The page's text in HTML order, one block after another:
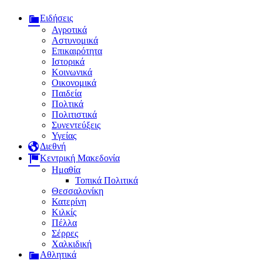
Ειδήσεις
Αγροτικά
Αστυνομικά
Επικαιρότητα
Ιστορικά
Κοινωνικά
Οικονομικά
Παιδεία
Πολτικά
Πολιτιστικά
Συνεντεύξεις
Υγείας
Διεθνή
Κεντρική Μακεδονία
Ημαθία
Τοπικά Πολιτικά
Θεσσαλονίκη
Κατερίνη
Κιλκίς
Πέλλα
Σέρρες
Χαλκιδική
Αθλητικά